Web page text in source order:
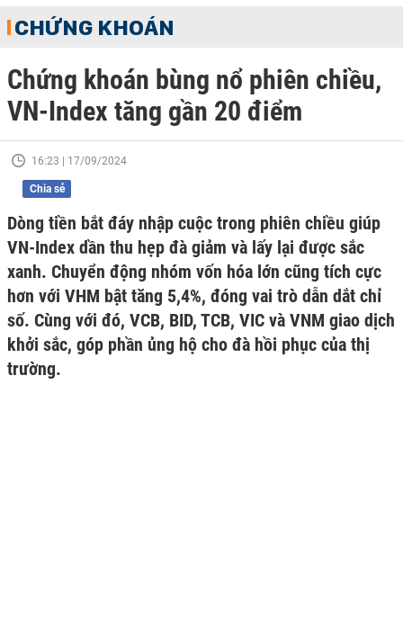
CHỨNG KHOÁN
Chứng khoán bùng nổ phiên chiều,
VN-Index tăng gần 20 điểm
16:23 | 17/09/2024
Chia sẻ
Dòng tiền bắt đáy nhập cuộc trong phiên chiều giúp
VN-Index dần thu hẹp đà giảm và lấy lại được sắc
xanh. Chuyển động nhóm vốn hóa lớn cũng tích cực
hơn với VHM bật tăng 5,4%, đóng vai trò dẫn dắt chỉ
số. Cùng với đó, VCB, BID, TCB, VIC và VNM giao dịch
khởi sắc, góp phần ủng hộ cho đà hồi phục của thị
trường.